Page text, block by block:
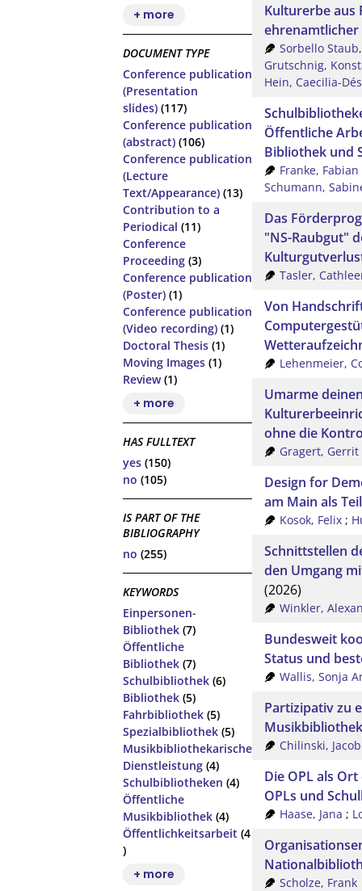
+ more
DOCUMENT TYPE
Conference publication
(Presentation
slides) (117)
Conference publication
(abstract) (106)
Conference publication
(Lecture
Text/Appearance) (13)
Contribution to a
Periodical (11)
Conference
Proceeding (3)
Conference publication
(Poster) (1)
Conference publication
(Video recording) (1)
Doctoral Thesis (1)
Moving Images (1)
Review(1)
+ more
HAS FULLTEXT
yes (150)
no (105)
IS PART OF THE
BIBLIOGRAPHY
no (255)
KEYWORDS
Einpersonen-
Bibliothek (7)
Öffentliche
Bibliothek (7)
Schulbibliothek (6)
Bibliothek (5)
Fahrbibliothek (5)
Spezialbibliothek (5)
Musikbibliothekarische
Dienstleistung (4)
Schulbibliotheken (4)
Öffentliche
Musikbibliothek (4)
Öffentlichkeitsarbeit (4
)
+ more
Kulturerbe aus
Sorbello
Grutschnig,
Hein, Caecilia-
Öffentliche
Bibliothek und
Franke, Fabian
Schumann,
Das
"NS-Raubgut"
Tasler,
Von
Lehenmeier,
Umarme
ohne die
Gragert, Gerrit
Design for
am Main als
Kosok, Felix;
Schnittstellen
den Umgang
(2026)
Winkler,
Bundesweit
Status und
Wallis, Sonja
Partizipativ zu
Chilinski, Jacob
Die OPL als
OPLs und
Haase, Jana ;
Scholze, Frank